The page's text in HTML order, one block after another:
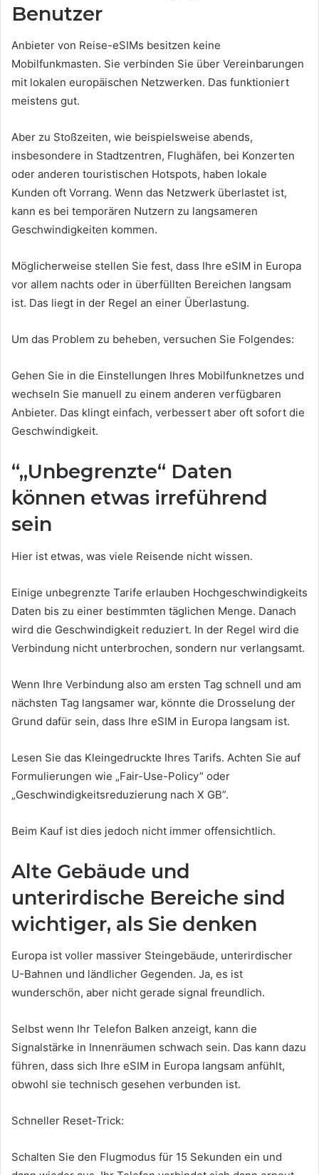
Benutzer
Anbieter von Reise-eSIMs besitzen keine
Mobilfunkmasten. Sie verbinden Sie über Vereinbarungen
mit lokalen europäischen Netzwerken. Das funktioniert
meistens gut.
Aber zu Stoßzeiten, wie beispielsweise abends,
insbesondere in Stadtzentren, Flughäfen, bei Konzerten
oder anderen touristischen Hotspots, haben lokale
Kunden oft Vorrang. Wenn das Netzwerk überlastet ist,
kann es bei temporären Nutzern zu langsameren
Geschwindigkeiten kommen.
Möglicherweise stellen Sie fest, dass Ihre eSIM in Europa
vor allem nachts oder in überfüllten Bereichen langsam
ist. Das liegt in der Regel an einer Überlastung.
Um das Problem zu beheben, versuchen Sie Folgendes:
Gehen Sie in die Einstellungen Ihres Mobilfunknetzes und
wechseln Sie manuell zu einem anderen verfügbaren
Anbieter. Das klingt einfach, verbessert aber oft sofort die
Geschwindigkeit.
“„Unbegrenzte“ Daten
können etwas irreführend
sein
Hier ist etwas, was viele Reisende nicht wissen.
Einige unbegrenzte Tarife erlauben Hochgeschwindigkeits
Daten bis zu einer bestimmten täglichen Menge. Danach
wird die Geschwindigkeit reduziert. In der Regel wird die
Verbindung nicht unterbrochen, sondern nur verlangsamt.
Wenn Ihre Verbindung also am ersten Tag schnell und am
nächsten Tag langsamer war, könnte die Drosselung der
Grund dafür sein, dass Ihre eSIM in Europa langsam ist.
Lesen Sie das Kleingedruckte Ihres Tarifs. Achten Sie auf
Formulierungen wie „Fair-Use-Policy” oder
„Geschwindigkeitsreduzierung nach X GB”.
Beim Kauf ist dies jedoch nicht immer offensichtlich.
Alte Gebäude und
unterirdische Bereiche sind
wichtiger, als Sie denken
Europa ist voller massiver Steingebäude, unterirdischer
U-Bahnen und ländlicher Gegenden. Ja, es ist
wunderschön, aber nicht gerade signal freundlich.
Selbst wenn Ihr Telefon Balken anzeigt, kann die
Signalstärke in Innenräumen schwach sein. Das kann dazu
führen, dass sich Ihre eSIM in Europa langsam anfühlt,
obwohl sie technisch gesehen verbunden ist.
Schneller Reset-Trick:
Schalten Sie den Flugmodus für 15 Sekunden ein und